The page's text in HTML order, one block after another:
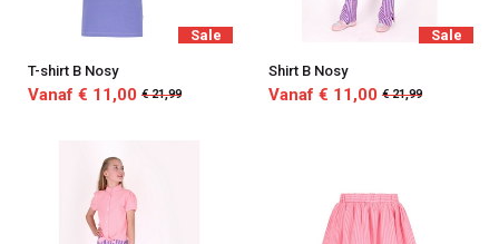
Sale
T-shirt B Nosy
Vanaf € 11,00 € 21,99
Sale
Shirt B Nosy
Vanaf € 11,00 € 21,99